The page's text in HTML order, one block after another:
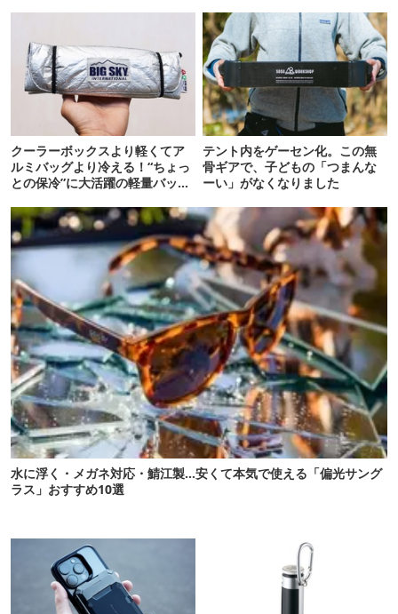
クーラーボックスより軽くてア
ルミバッグより冷える！“ちょっ
との保冷”に大活躍の軽量バッグ
テント内をゲーセン化。この無
骨ギアで、子どもの「つまんな
ーい」がなくなりました
水に浮く・メガネ対応・鯖江製…安くて本気で使える「偏光サング
ラス」おすすめ10選